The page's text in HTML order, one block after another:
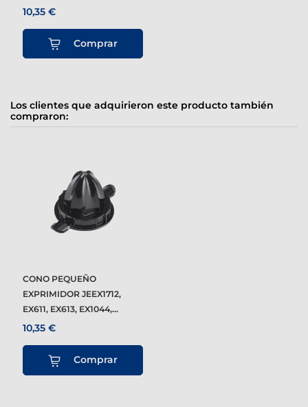
10,35 €
Comprar
Los clientes que adquirieron este producto también
compraron:
CONO PEQUEÑO
EXPRIMIDOR JEEX1712,
EX611, EX613, EX1044,...
10,35 €
Comprar